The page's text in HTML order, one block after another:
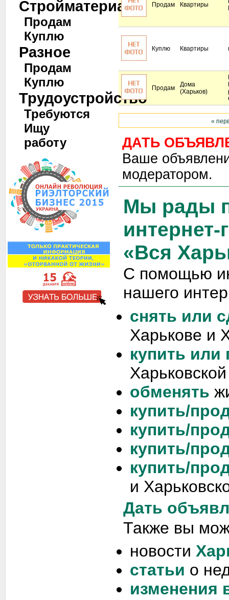
Стройматериалы
Продам
Куплю
Разное
Продам
Куплю
Трудоустройство
Требуются
Ищу
работу
Продам Квартиры
Куплю Квартиры
Продам
Дома
(Харьков)
«
ДАТЬ
Ваше
модератором.
Мы рады
интернет-
«Вся
С помощью
нашего
снять или
Харькове и
купить или
обменять
купить/
купить/
купить/
купить/
и
Дать
Также вы
новости
статьи о
изменения